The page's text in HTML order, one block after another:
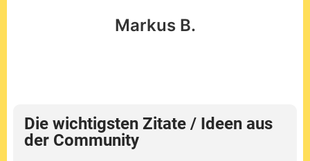
Ein Weihnachtsstern leuchtet hell, wie auch
dein Herz an Weihnachten.
Dunkelheit.
Ein Weihnachtsstern erstrahlt so hell wie die
Freude in unseren Herzen an Weihnachten.